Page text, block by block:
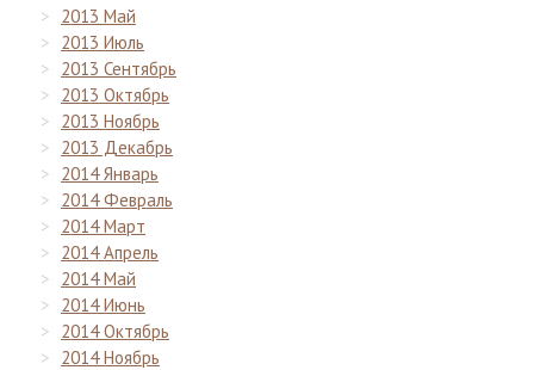
2013 Май
2013 Июль
2013 Сентябрь
2013 Октябрь
2013 Ноябрь
2013 Декабрь
2014 Январь
2014 Февраль
2014 Март
2014 Апрель
2014 Май
2014 Июнь
2014 Октябрь
2014 Ноябрь